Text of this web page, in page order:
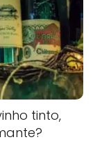
tinto,